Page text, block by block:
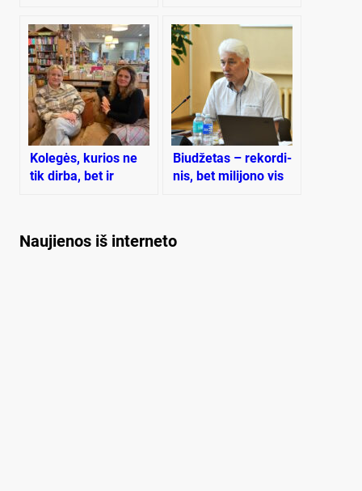
Kolegės, kurios ne
tik dirba, bet ir
Biu­dže­tas – re­kor­di­
nis, bet mi­li­jo­no vis
Naujienos iš interneto